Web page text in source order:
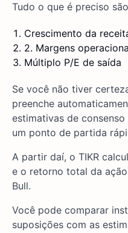
Tudo o que é preciso
Crescimento da
2. Margens
Múltiplo P/E de saída
Se você não tiver
preenche
estimativas de
um ponto de partida
A partir daí, o TIKR
e o retorno total da
Bull.
Você pode comparar
suposições com as